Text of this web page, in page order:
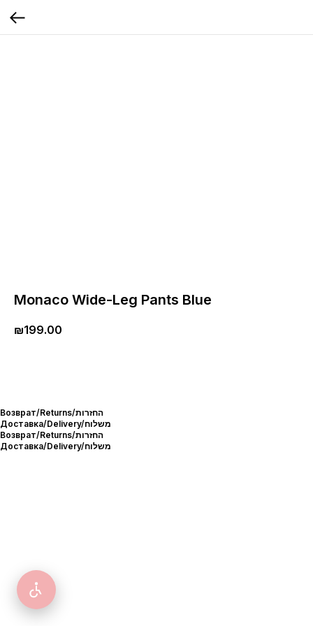
Monaco Wide-Leg Pants Blue
₪199.00
Возврат/Returns/החזרות
Доставка/Delivery/משלוח
Возврат/Returns/החזרות
Доставка/Delivery/משלוח